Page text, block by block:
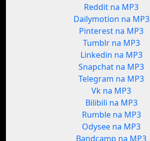
Reddit na MP3
Dailymotion na MP3
Pinterest na MP3
Tumblr na MP3
Linkedin na MP3
Snapchat na MP3
Telegram na MP3
Vk na MP3
Bilibili na MP3
Rumble na MP3
Odysee na MP3
Bandcamp na MP3